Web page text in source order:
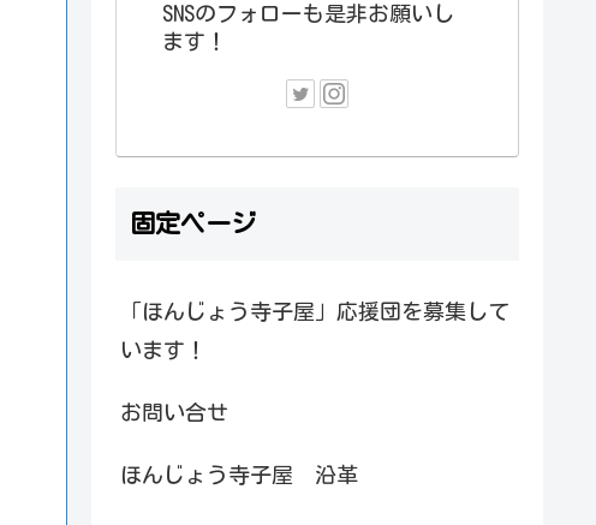
SNSのフォローも是非お願いし
ます！
固定ページ
「ほんじょう寺子屋」応援団を募集して
います！
お問い合せ
ほんじょう寺子屋 沿革